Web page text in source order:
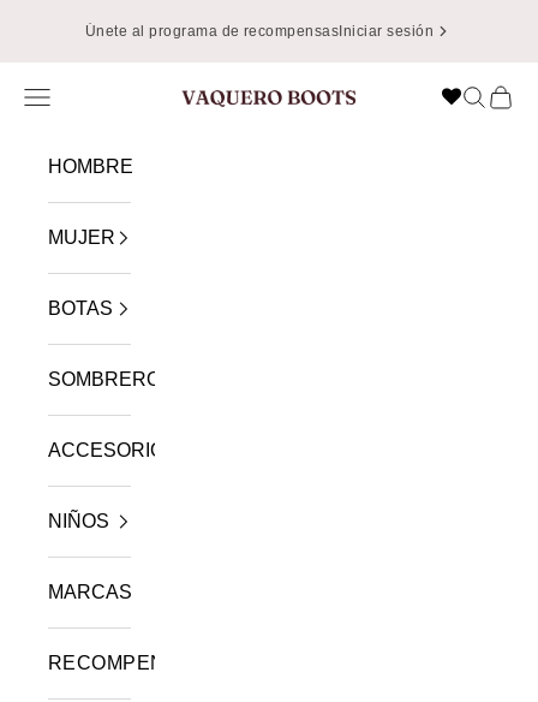
📦Envíos Gratis en USA en Pedidos de Más de $49.99
VAQUERO BOOTS
Menú Buscar
HOMBRE
MUJER
BOTAS
SOMBREROS
ACCESORIOS
NIÑOS
MARCAS
RECOMPENSAS